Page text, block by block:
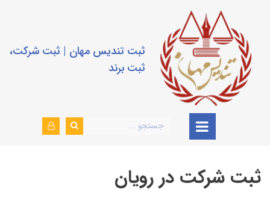
ثبت تندیس مهان | ثبت شرکت،
ثبت برند
ثبت شرکت در رویان